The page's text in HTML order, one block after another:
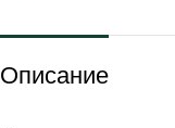
Описание